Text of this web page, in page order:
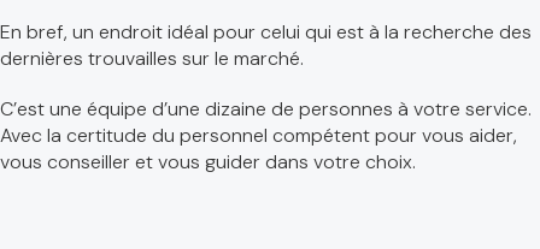
En bref, un endroit idéal pour celui qui est à la recherche des
dernières trouvailles sur le marché.
C’est une équipe d’une dizaine de personnes à votre service.
Avec la certitude du personnel compétent pour vous aider,
vous conseiller et vous guider dans votre choix.